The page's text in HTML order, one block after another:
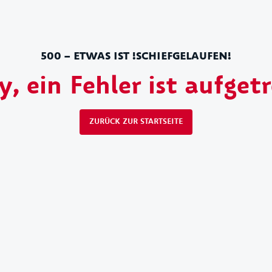
500 – ETWAS IST !SCHIEFGELAUFEN!
ein Fehler ist
ZURÜCK ZUR STARTSEITE